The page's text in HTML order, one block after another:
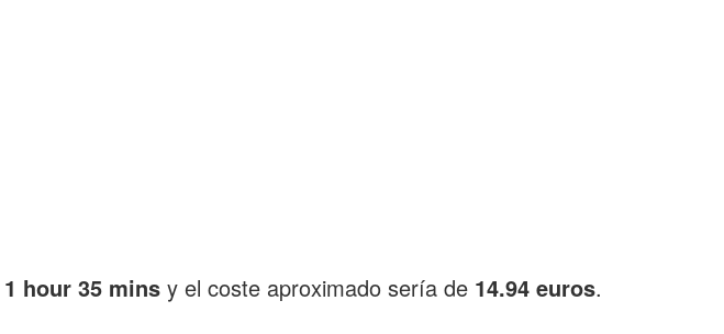
1 hour 35 mins y el coste aproximado sería de 14.94 euros.